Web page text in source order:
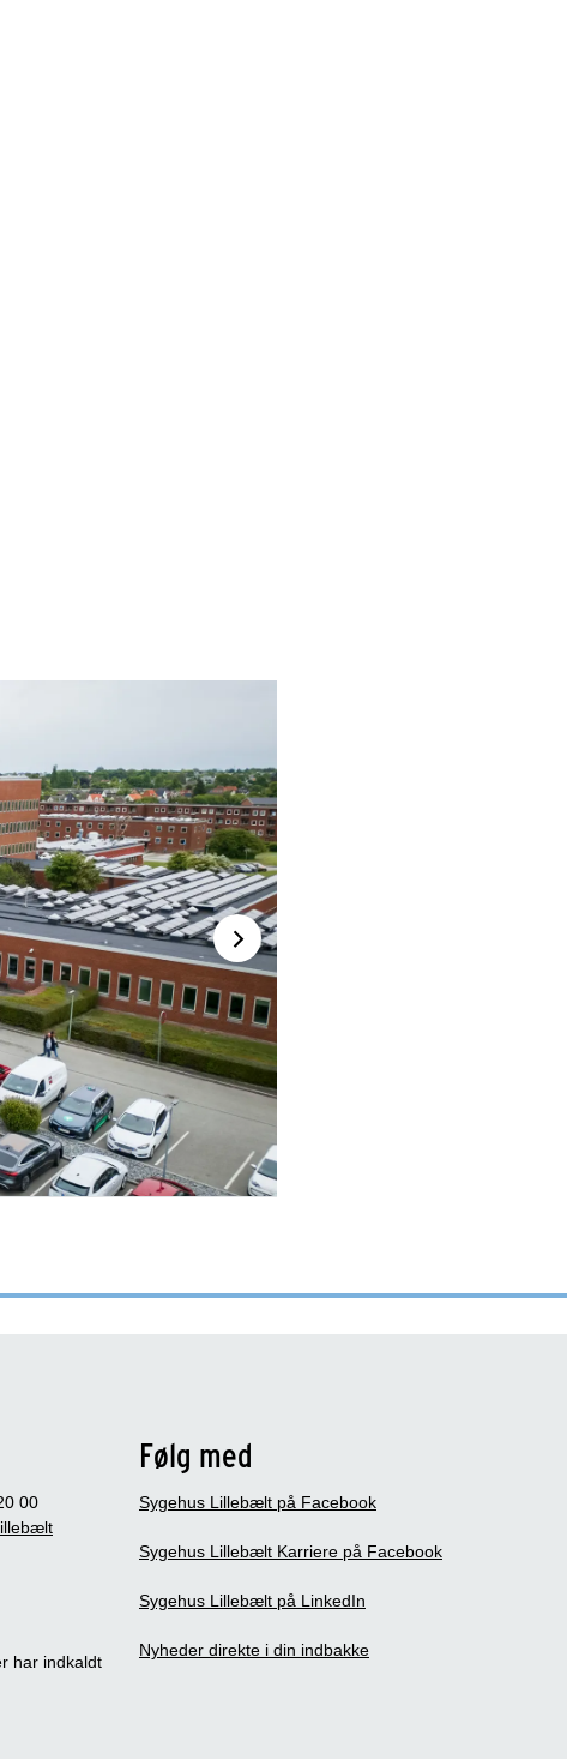
00
har indkaldt
Følg med
Sygehus Lillebælt på Facebook
Sygehus Lillebælt Karriere på Facebook
Sygehus Lillebælt på LinkedIn
Nyheder direkte i din indbakke